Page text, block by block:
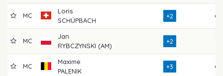
MC
Loris
SCHÜPBACH
+2 69
MC
Jan
RYBCZYNSKI (AM)
+2 73
MC
Maxime
PALENIK
+3 69